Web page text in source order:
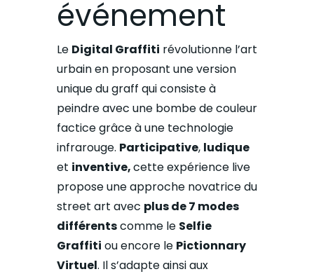
événement
Le Digital Graffiti révolutionne l’art
urbain en proposant une version
unique du graff qui consiste à
peindre avec une bombe de couleur
factice grâce à une technologie
infrarouge. Participative, ludique
et inventive,cette expérience live
propose une approche novatrice du
street art avec plus de 7 modes
différentscomme le Selfie
Graffiti ou encore le Pictionnary
Virtuel. Il s’adapte ainsi aux